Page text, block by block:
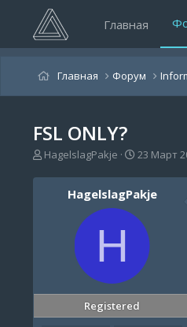
Главная
Главная Форум
FSL ONLY?
А
т
HagelslagPakje
Д
т
а
а
л
23 Март
HagelslagPakje
H
Registered